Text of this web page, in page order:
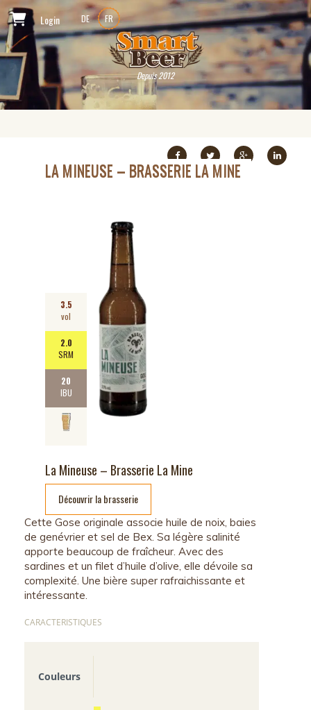
Login DE FR
Depuis 2012
LA MINEUSE – BRASSERIE LA MINE
La Mineuse – Brasserie La Mine
3.5
vol
2.0
SRM
20
IBU
Découvrir la brasserie
Cette Gose originale associe huile de noix, baies
de genévrier et sel de Bex. Sa légère salinité
apporte beaucoup de fraîcheur. Avec des
sardines et un filet d’huile d’olive, elle dévoile sa
complexité. Une bière super rafraichissante et
intéressante.
CARACTERISTIQUES
Couleurs